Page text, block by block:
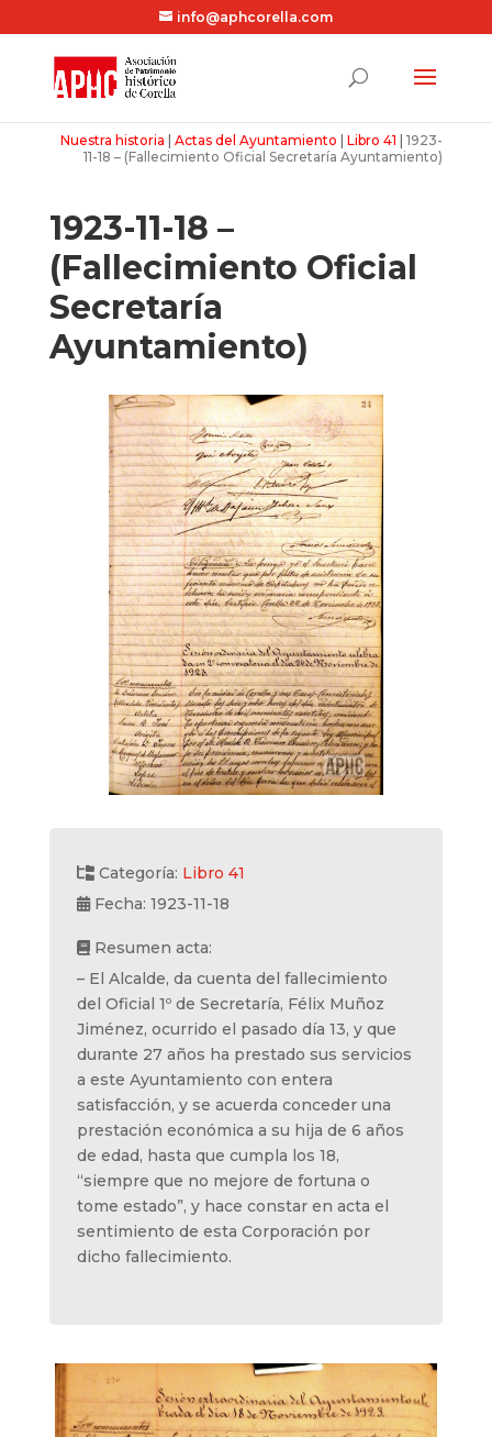
info@aphcorella.com
Nuestra historia |Actas del Ayuntamiento |Libro 41 |1923-
11-18 – (Fallecimiento Oficial Secretaría Ayuntamiento)
1923-11-18 –
(Fallecimiento Oficial
Secretaría
Ayuntamiento)
Categoría: Libro 41
Fecha: 1923-11-18
Resumen acta:
– El Alcalde, da cuenta del fallecimiento
del Oficial 1º de Secretaría, Félix Muñoz
Jiménez, ocurrido el pasado día 13, y que
durante 27 años ha prestado sus servicios
a este Ayuntamiento con entera
satisfacción, y se acuerda conceder una
prestación económica a su hija de 6 años
de edad, hasta que cumpla los 18,
“siempre que no mejore de fortuna o
tome estado”, y hace constar en acta el
sentimiento de esta Corporación por
dicho fallecimiento.